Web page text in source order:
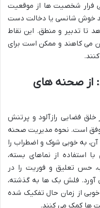
فرار شخصیت ها از موقعیت
خوش شانسی یا دخالت دست
تا تدبیر و منطق. این نقاط
می کاهند و ممکن است برای
از صحنه های
خلق فضایی رازآلود و پرتنش
است. نحوه مدیریت صحنه
آن، به خوبی شوک و اضطراب را
استفاده از نماهای بسته،
حس تعلیق و فوریت را در
فلش بک ها به گذشته،
از زمان حال تفکیک شده
ها کمک می کنند.